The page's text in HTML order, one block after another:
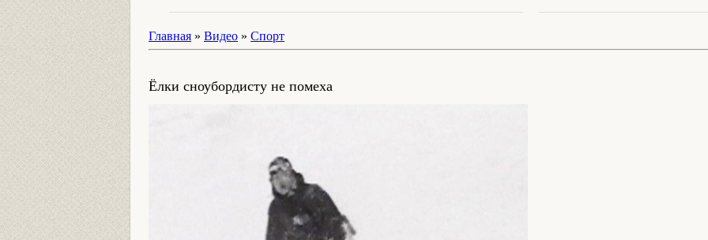
Главная » Видео » Спорт
Ёлки сноубордисту не помеха